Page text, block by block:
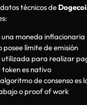
técnicos de
una moneda inflacionaria
posee límite de emisión
utilizada para realizar
token es nativo
de consenso es
o proof of work